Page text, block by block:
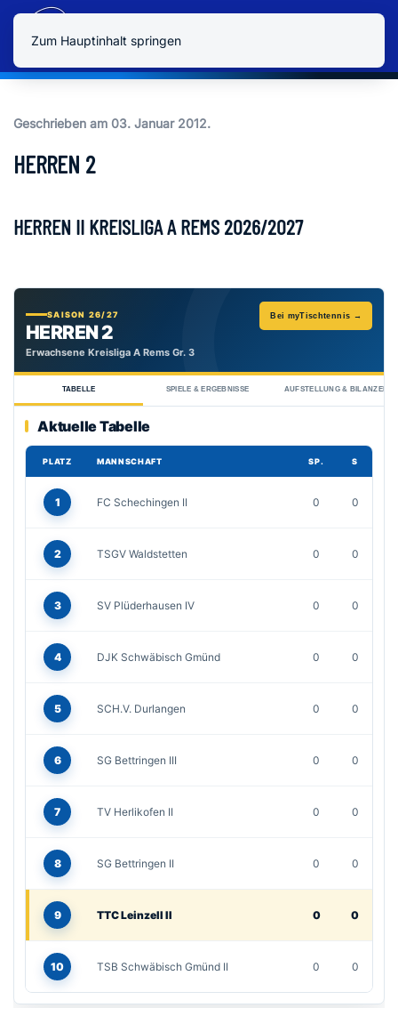
Zum Hauptinhalt springen
Geschrieben am 03. Januar 2012.
HERREN 2
HERREN II KREISLIGA A REMS 2026/2027